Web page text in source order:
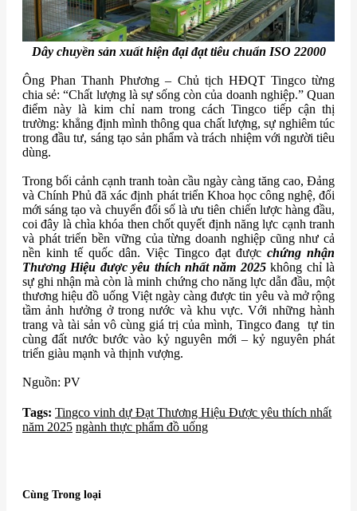
Dây chuyền sản xuất hiện đại đạt tiêu chuẩn ISO 22000
Ông Phan Thanh Phương – Chủ tịch HĐQT Tingco từng
chia sẻ: “Chất lượng là sự sống còn của doanh nghiệp.” Quan
điểm này là kim chỉ nam trong cách Tingco tiếp cận thị
trường: khẳng định mình thông qua chất lượng, sự nghiêm túc
trong đầu tư, sáng tạo sản phẩm và trách nhiệm với người tiêu
dùng.
Trong bối cảnh cạnh tranh toàn cầu ngày càng tăng cao, Đảng
và Chính Phủ đã xác định phát triển Khoa học công nghệ, đổi
mới sáng tạo và chuyển đổi số là ưu tiên chiến lược hàng đầu,
coi đây là chìa khóa then chốt quyết định năng lực cạnh tranh
và phát triển bền vững của từng doanh nghiệp cũng như cả
nền kinh tế quốc dân. Việc Tingco đạt được chứng nhận
Thương Hiệu được yêu thích nhất năm 2025không chỉ là
sự ghi nhận mà còn là minh chứng cho năng lực dẫn đầu, một
thương hiệu đồ uống Việt ngày càng được tin yêu và mở rộng
tầm ảnh hưởng ở trong nước và khu vực. Với những hành
trang và tài sản vô cùng giá trị của mình, Tingco đang tự tin
cùng đất nước bước vào kỷ nguyên mới – kỷ nguyên phát
triển giàu mạnh và thịnh vượng.
Nguồn: PV
Tags: ​Tingco vinh dự Đạt Thương Hiệu Được yêu thích nhất
năm 2025 ngành thực phẩm đồ uống
Cùng Trong loại